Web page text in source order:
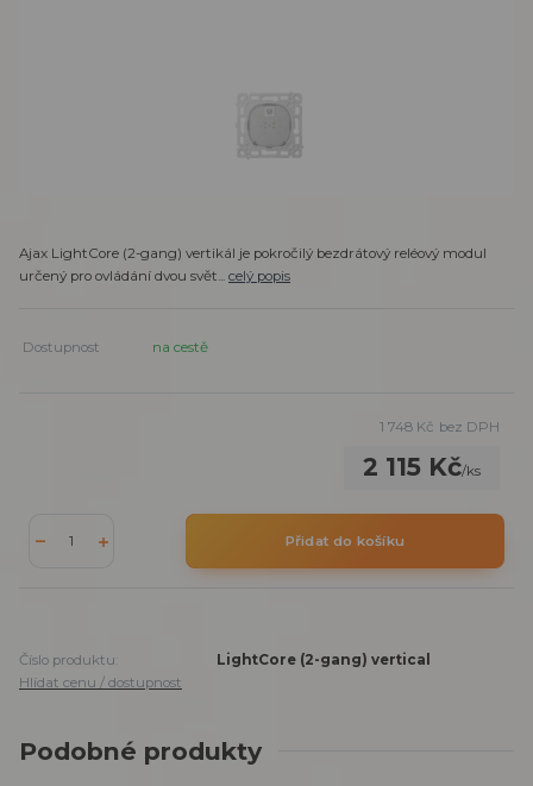
Ajax LightCore (2-gang) vertikál je pokročilý bezdrátový reléový modul
určený pro ovládání dvou svět... celý popis
Dostupnost na cestě
2 115 Kč/ks
1 748 Kč bez DPH
Přidat do košíku
Číslo produktu:
LightCore (2-gang) vertical
Hlídat cenu / dostupnost
Podobné produkty